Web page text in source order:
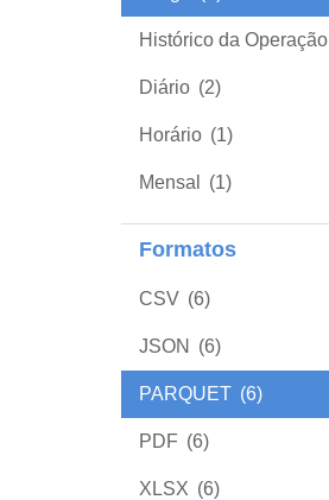
Histórico da Operação
Diário (2)
Horário (1)
Mensal (1)
Formatos
CSV (6)
JSON (6)
PARQUET (6)
PDF (6)
XLSX (6)